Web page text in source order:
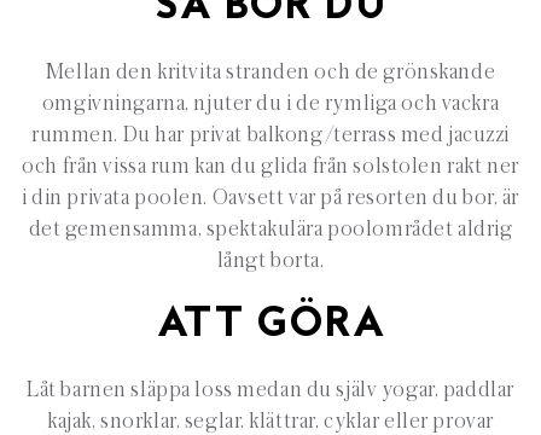
SÅ BOR DU
Mellan den kritvita stranden och de grönskande
omgivningarna, njuter du i de rymliga och vackra
rummen. Du har privat balkong/terrass med jacuzzi
och från vissa rum kan du glida från solstolen rakt ner
i din privata poolen. Oavsett var på resorten du bor, är
det gemensamma, spektakulära poolområdet aldrig
långt borta.
ATT GÖRA
Låt barnen släppa loss medan du själv yogar, paddlar
kajak, snorklar, seglar, klättrar, cyklar eller provar